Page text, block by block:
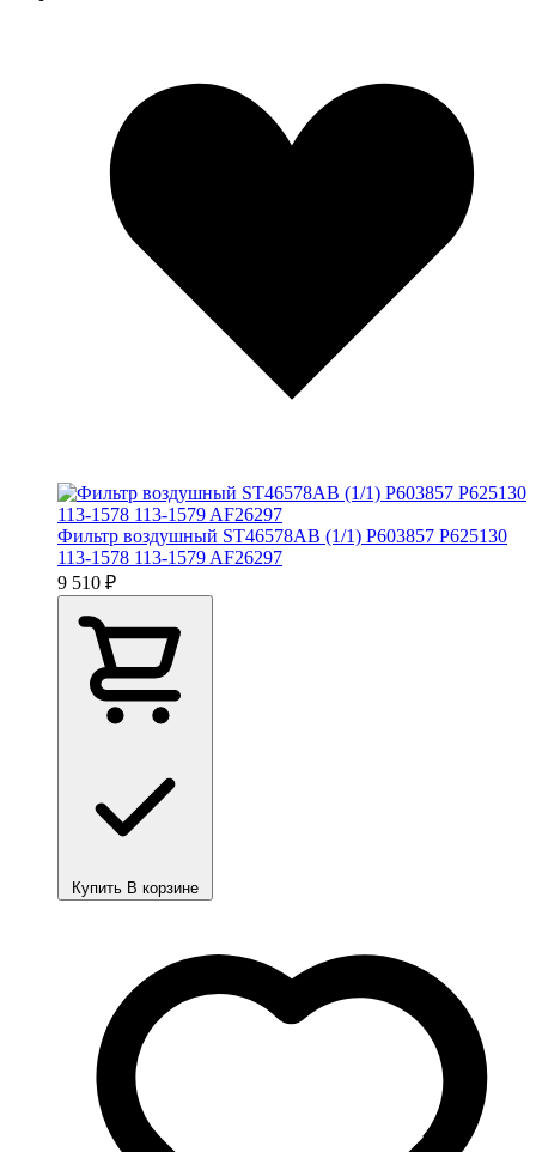
Фильтр воздушный ST46578AB (1/1) P603857 P625130
113-1578 113-1579 AF26297
9 510 ₽
Купить В корзине